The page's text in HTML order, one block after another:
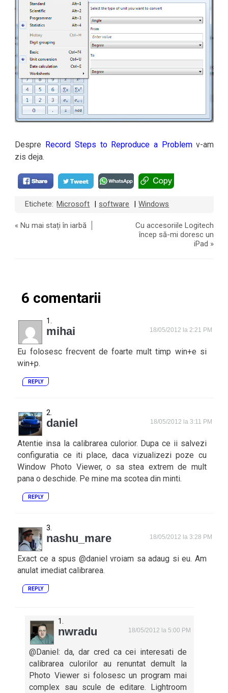
Despre Record Steps to Reproduce a Problemv-am
zis deja.
Etichete: Microsoft software Windows
«Nu mai stați în iarbă
Cu accesoriile Logitech
încep să-mi doresc un
iPad »
6 comentarii
mihai 18/05/2012 la 2:21 PM
Eu folosesc frecvent de foarte mult timp win+e si
win+p.
REPLY
daniel 18/05/2012 la 3:11 PM
Atentie insa la calibrarea culorior. Dupa ce ii salvezi
configuratia ce iti place, daca vizualizezi poze cu
Window Photo Viewer, o sa stea extrem de mult
pana o deschide. Pe mine ma scotea din minti.
REPLY
nashu_mare 18/05/2012 la 3:28 PM
Exact ce a spus @daniel vroiam sa adaug si eu. Am
anulat imediat calibrarea.
REPLY
nwradu 18/05/2012 la 5:00 PM
@Daniel: da, dar cred ca cei interesati de
calibrarea culorilor au renuntat demult la
Photo Viewer si folosesc un program mai
complex sau scule de editare. Lightroom